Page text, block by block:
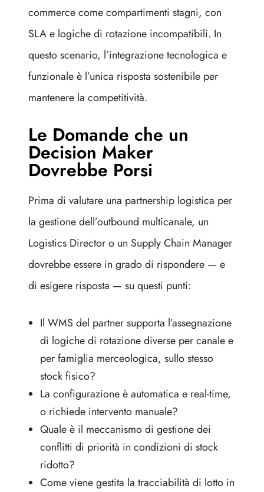
commerce come compartimenti stagni, con
SLA e logiche di rotazione incompatibili. In
questo scenario, l’integrazione tecnologica e
funzionale è l’unica risposta sostenibile per
mantenere la competitività.
Le Domande che un
Decision Maker
Dovrebbe Porsi
Prima di valutare una partnership logistica per
la gestione dell’outbound multicanale, un
Logistics Director o un Supply Chain Manager
dovrebbe essere in grado di rispondere — e
di esigere risposta — su questi punti:
Il WMS del partner supporta l’assegnazione
di logiche di rotazione diverse per canale e
per famiglia merceologica, sullo stesso
stock fisico?
La configurazione è automatica e real-time,
o richiede intervento manuale?
Quale è il meccanismo di gestione dei
conflitti di priorità in condizioni di stock
ridotto?
Come viene gestita la tracciabilità di lotto in